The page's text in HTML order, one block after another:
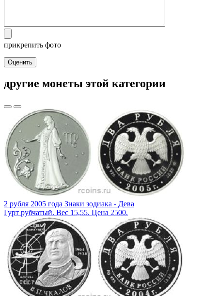
прикрепить фото
Оценить
другие монеты этой категории
2 рубля 2005 года Знаки зодиака - Дева
Гурт рубчатый. Вес 15,55. Цена 2500.